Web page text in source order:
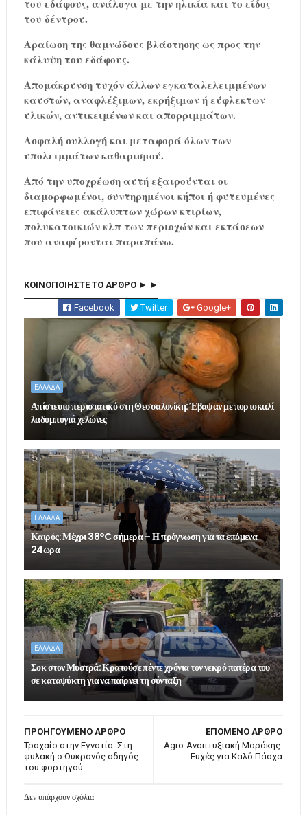
του εδάφους, ανάλογα με την ηλικία και το είδος
του δέντρου.
Αραίωση της θαμνώδους βλάστησης ως προς την
κάλυψη του εδάφους.
Απομάκρυνση τυχόν άλλων εγκαταλελειμμένων
καυστών, αναφλέξιμων, εκρήξιμων ή εύφλεκτων
υλικών, αντικειμένων και απορριμμάτων.
Ασφαλή συλλογή και μεταφορά όλων των
υπολειμμάτων καθαρισμού.
Από την υποχρέωση αυτή εξαιρούνται οι
διαμορφωμένοι, συντηρημένοι κήποι ή φυτευμένες
επιφάνειες ακάλυπτων χώρων κτιρίων,
πολυκατοικιών κλπ των περιοχών και εκτάσεων
που αναφέρονται παραπάνω.
ΚΟΙΝΟΠΟΙΗΣΤΕ ΤΟ ΑΡΘΡΟ ► ►
Facebook Twitter Google+
ΕΛΛΑΔΑ
Απίστευτο περιστατικό στη Θεσσαλονίκη: Έβαψαν με πορτοκαλί
λαδομπογιά χελώνες
ΕΛΛΑΔΑ
Καιρός: Μέχρι 38°C σήμερα – Η πρόγνωση για τα επόμενα
24ωρα
ΕΛΛΑΔΑ
Σοκ στον Μυστρά: Κρατούσε πέντε χρόνια τον νεκρό πατέρα του
σε καταψύκτη για να παίρνει τη σύνταξη
ΕΠΟΜΕΝΟ ΑΡΘΡΟ
Agro-Αναπτυξιακή Μοράκης:
Ευχές για Καλό Πάσχα
ΠΡΟΗΓΟΥΜΕΝΟ ΑΡΘΡΟ
Τροχαίο στην Εγνατία: Στη
φυλακή ο Ουκρανός οδηγός
του φορτηγού
Δεν υπάρχουν σχόλια